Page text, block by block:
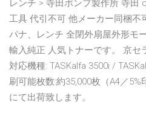
レンチ > 寺田ポンプ製作所 寺田
工具 代引不可·他メーカー同梱
パナ、レンチ 全閉外扇屋外形モ
輸入純正 人気トナーです。 京セ
対応機種: TASKalfa 3500i /
刷可能枚数:約35,000枚（A4／
にて出荷致します。